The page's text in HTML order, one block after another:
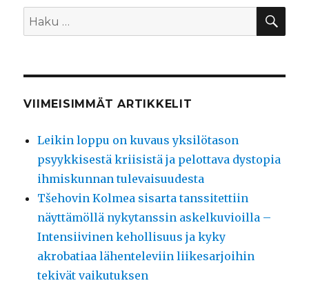
Etsi:
VIIMEISIMMÄT ARTIKKELIT
Leikin loppu on kuvaus yksilötason
psyykkisestä kriisistä ja pelottava dystopia
ihmiskunnan tulevaisuudesta
Tšehovin Kolmea sisarta tanssitettiin
näyttämöllä nykytanssin askelkuvioilla –
Intensiivinen kehollisuus ja kyky
akrobatiaa lähenteleviin liikesarjoihin
tekivät vaikutuksen